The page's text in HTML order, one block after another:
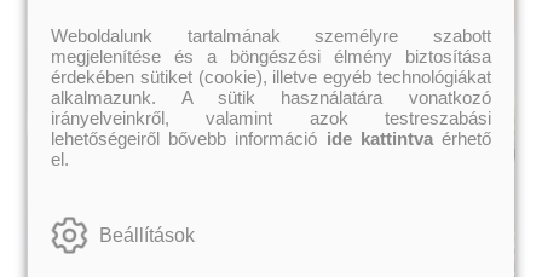
Weboldalunk tartalmának személyre szabott
megjelenítése és a böngészési élmény biztosítása
érdekében sütiket (cookie), illetve egyéb technológiákat
alkalmazunk. A sütik használatára vonatkozó
irányelveinkről, valamint azok testreszabási
lehetőségeiről bővebb információ ide kattintvaérhető
el.
Beállítások